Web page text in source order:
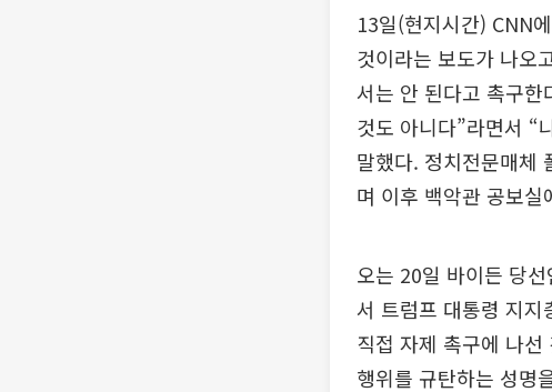
13일(현지시간) CNN
것이라는 보도가 나오
서는 안 된다고 촉구
것도 아니다”라면서 “
말했다. 정치전문매체
며 이후 백악관 공보
오는 20일 바이든 당
서 트럼프 대통령 지
직접 자제 촉구에 나
행위를 규탄하는 성명